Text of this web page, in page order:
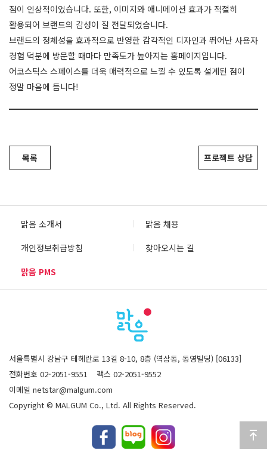
점이 인상적이었습니다. 또한, 이미지와 애니메이션 효과가 적절히
활용되어 브랜드의 감성이 잘 전달되었습니다.
브랜드의 정체성을 효과적으로 반영한 감각적인 디자인과 뛰어난 사용자
경험 덕분에 방문할 때마다 만족도가 높아지는 홈페이지입니다.
어코스틱스 스페이스를 더욱 매력적으로 느낄 수 있도록 설계된 점이
정말 마음에 듭니다!
목록 프로젝트 상담
맑음 소개서
맑음 채용
개인정보취급방침
찾아오시는 길
맑음 PMS
서울특별시 강남구 테헤란로 13길 8-10, 8층 (역삼동, 동영빌딩) [06133]
전화번호 02-2051-9551
팩스 02-2051-9552
이메일 netstar@malgum.com
Copyright © MALGUM Co., Ltd. All Rights Reserved.